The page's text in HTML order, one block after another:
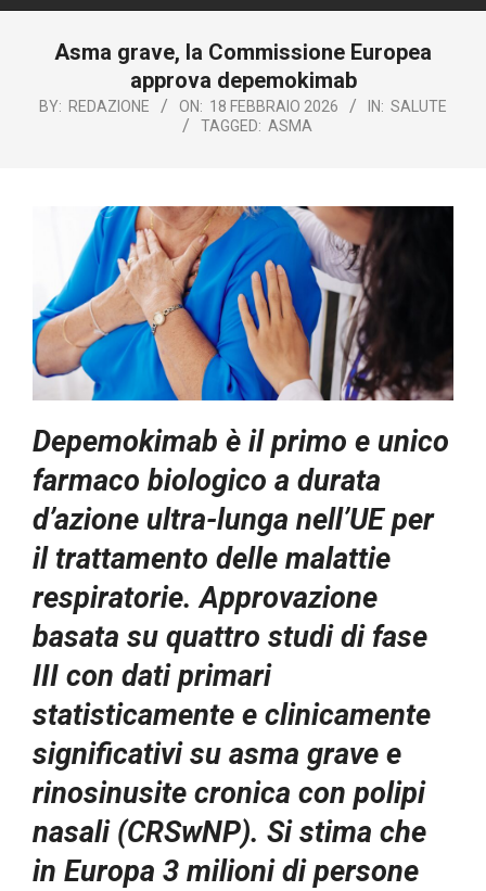
Asma grave, la Commissione Europea
approva depemokimab
BY: REDAZIONE ON: 18 FEBBRAIO 2026 IN: SALUTE
TAGGED: ASMA
Depemokimab è il primo e unico
farmaco biologico a durata
d’azione ultra-lunga nell’UE per
il trattamento delle malattie
respiratorie. Approvazione
basata su quattro studi di fase
III con dati primari
statisticamente e clinicamente
significativi su asma grave e
rinosinusite cronica con polipi
nasali (CRSwNP). Si stima che
in Europa 3 milioni di persone